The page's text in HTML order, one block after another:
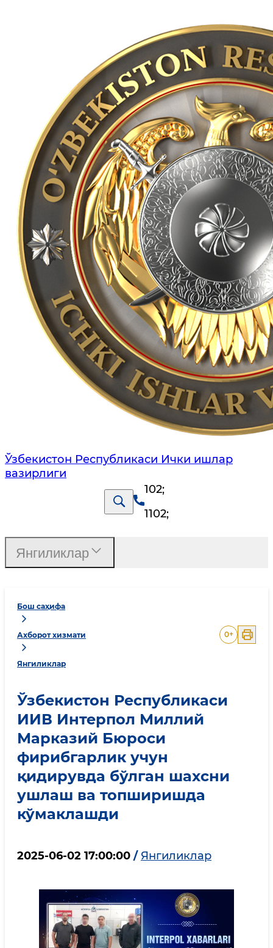
Ўзбекистон Республикаси Ички ишлар
вазирлиги
102;
1102;
Бош саҳифа
Ахборот хизмати
Янгиликлар
0+
Ўзбекистон Республикаси
ИИВ Интерпол Миллий
Марказий Бюроси
фирибгарлик учун
қидирувда бўлган шахсни
ушлаш ва топширишда
кўмаклашди
2025-06-02 17:00:00 / Янгиликлар
Янгиликлар